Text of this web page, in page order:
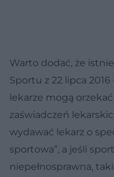
Warto dodać, że
Sportu z 22 lipca
lekarze mogą
zaświadczeń
wydawać lekarz o
sportowa”, a jeśli
niepełnosprawna,